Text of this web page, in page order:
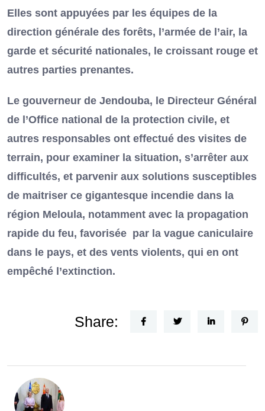
Elles sont appuyées par les équipes de la
direction générale des forêts, l’armée de l’air, la
garde et sécurité nationales, le croissant rouge et
autres parties prenantes.
Le gouverneur de Jendouba, le Directeur Général
de l’Office national de la protection civile, et
autres responsables ont effectué des visites de
terrain, pour examiner la situation, s’arrêter aux
difficultés, et parvenir aux solutions susceptibles
de maitriser ce gigantesque incendie dans la
région Meloula, notamment avec la propagation
rapide du feu, favorisée par la vague caniculaire
dans le pays, et des vents violents, qui en ont
empêché l’extinction.
Share: